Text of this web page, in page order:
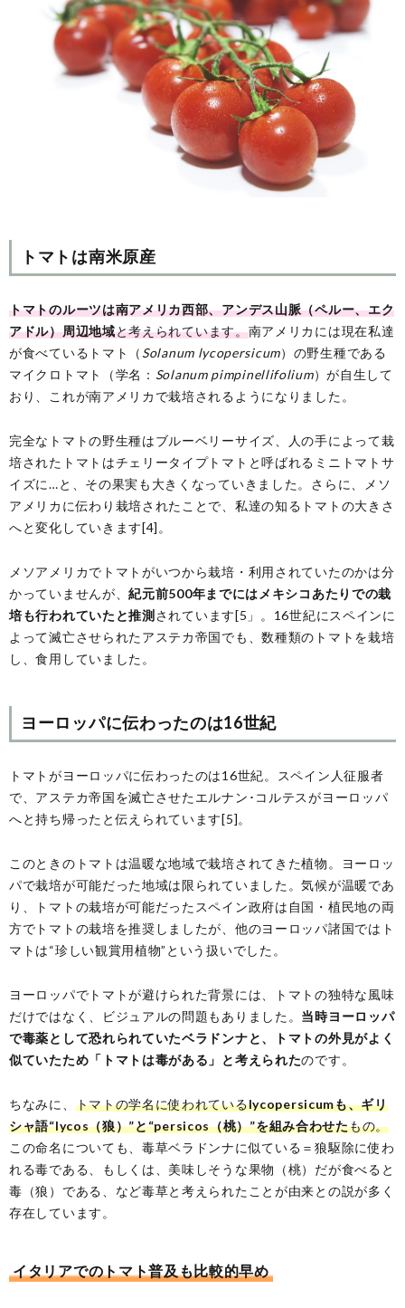
トマトは南米原産
トマトのルーツは南アメリカ西部、アンデス山脈（ペルー、エク
アドル）周辺地域と考えられています。南アメリカには現在私達
が食べているトマト（ Solanum lycopersicum）の野生種である
マイクロトマト（学名： Solanum pimpinellifolium）が自生して
おり、これが南アメリカで栽培されるようになりました。
完全なトマトの野生種はブルーベリーサイズ、人の手によって栽
培されたトマトはチェリータイプトマトと呼ばれるミニトマトサ
イズに…と、その果実も大きくなっていきました。さらに、メソ
アメリカに伝わり栽培されたことで、私達の知るトマトの大きさ
へと変化していきます[4]。
メソアメリカでトマトがいつから栽培・利用されていたのかは分
かっていませんが、紀元前500年までにはメキシコあたりでの栽
培も行われていたと推測 されています[5」。16世紀にスペインに
よって滅亡させられたアステカ帝国でも、数種類のトマトを栽培
し、食用していました。
ヨーロッパに伝わったのは16世紀
トマトがヨーロッパに伝わったのは16世紀。スペイン人征服者
で、アステカ帝国を滅亡させたエルナン･コルテスがヨーロッパ
へと持ち帰ったと伝えられています[5]。
このときのトマトは温暖な地域で栽培されてきた植物。ヨーロッ
パで栽培が可能だった地域は限られていました。気候が温暖であ
り、トマトの栽培が可能だったスペイン政府は自国・植民地の両
方でトマトの栽培を推奨しましたが、他のヨーロッパ諸国ではト
マトは“珍しい観賞用植物”という扱いでした。
ヨーロッパでトマトが避けられた背景には、トマトの独特な風味
だけではなく、ビジュアルの問題もありました。 当時ヨーロッパ
で毒薬として恐れられていたベラドンナと、トマトの外見がよく
似ていたため「トマトは毒がある」と考えられたのです。
ちなみに、 トマトの学名に使われているlycopersicumも、ギリ
シャ語“lycos（狼）”と“persicos（桃）”を組み合わせたもの。
この命名についても、毒草ベラドンナに似ている＝狼駆除に使わ
れる毒である、もしくは、美味しそうな果物（桃）だが食べると
毒（狼）である、など毒草と考えられたことが由来との説が多く
存在しています。
イタリアでのトマト普及も比較的早め